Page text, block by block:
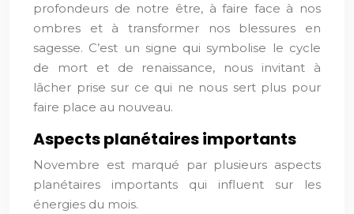
profondeurs de notre être, à faire face à nos
ombres et à transformer nos blessures en
sagesse. C’est un signe qui symbolise le cycle
de mort et de renaissance, nous invitant à
lâcher prise sur ce qui ne nous sert plus pour
faire place au nouveau.
Aspects planétaires importants
Novembre est marqué par plusieurs aspects
planétaires importants qui influent sur les
énergies du mois.